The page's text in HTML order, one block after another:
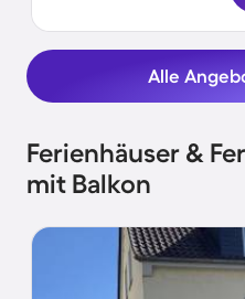
Alle
Ferienhäuser &
mit Balkon